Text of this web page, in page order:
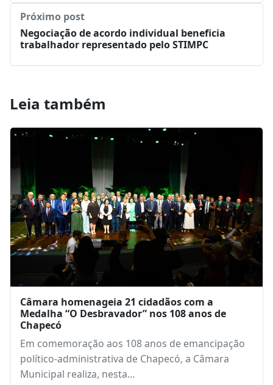
Próximo post
Negociação de acordo individual beneficia
trabalhador representado pelo STIMPC
Leia também
Câmara homenageia 21 cidadãos com a
Medalha “O Desbravador” nos 108 anos de
Chapecó
Em comemoração aos 108 anos de emancipação
político-administrativa de Chapecó, a Câmara
Municipal realiza, nesta…